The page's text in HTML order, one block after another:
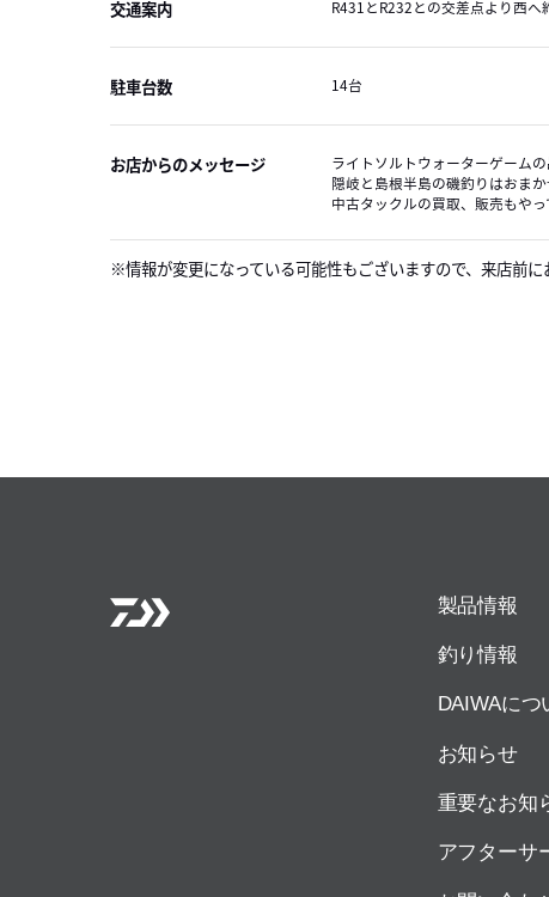
交通案内 R431とR232との交差点より西へ
駐車台数 14台
お店からのメッセージ
ライトソルトウォーターゲーム
隠岐と島根半島の磯釣りはおまか
中古タックルの買取、販売もやっ
製品情報
釣り情報
DAIWAにつ
お知らせ
重要なお知
アフターサ